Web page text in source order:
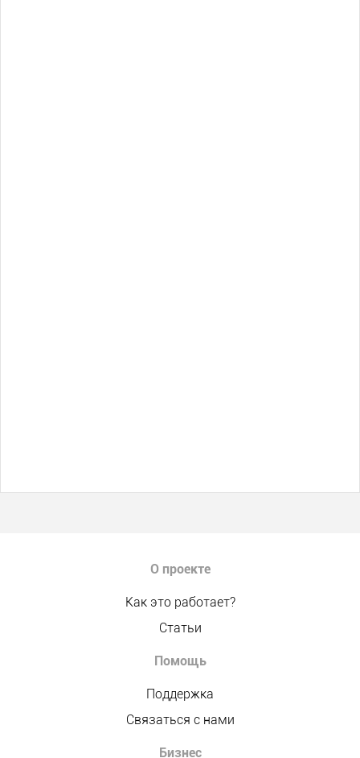
О проекте
Как это работает?
Статьи
Помощь
Поддержка
Связаться с нами
Бизнес